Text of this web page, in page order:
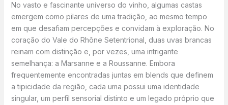
No vasto e fascinante universo do vinho, algumas castas
emergem como pilares de uma tradição, ao mesmo tempo
em que desafiam percepções e convidam à exploração. No
coração do Vale do Rhône Setentrional, duas uvas brancas
reinam com distinção e, por vezes, uma intrigante
semelhança: a Marsanne e a Roussanne. Embora
frequentemente encontradas juntas em blends que definem
a tipicidade da região, cada uma possui uma identidade
singular, um perfil sensorial distinto e um legado próprio que